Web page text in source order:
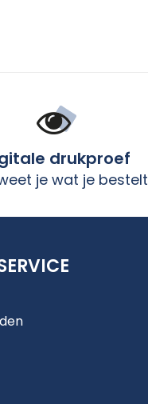
drukproef
je wat je bestelt